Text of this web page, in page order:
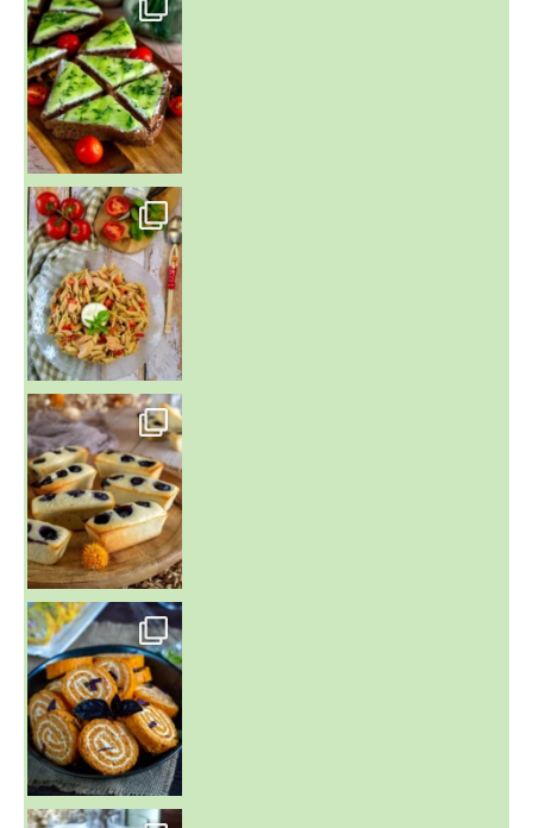
~ SALADE DE PÂTES AUX DEUX TOMATES THON ET BURRA
~ FINANCIERS MYRTILLES ET CITRON ~
Aujourd'hu